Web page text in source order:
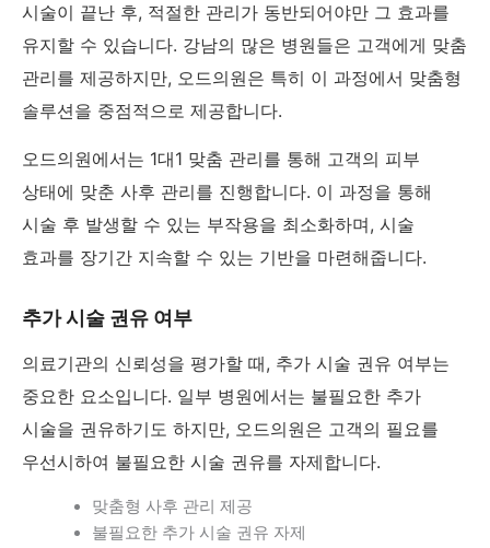
시술이 끝난 후, 적절한 관리가 동반되어야만 그 효과를
유지할 수 있습니다. 강남의 많은 병원들은 고객에게 맞춤
관리를 제공하지만, 오드의원은 특히 이 과정에서 맞춤형
솔루션을 중점적으로 제공합니다.
오드의원에서는 1대1 맞춤 관리를 통해 고객의 피부
상태에 맞춘 사후 관리를 진행합니다. 이 과정을 통해
시술 후 발생할 수 있는 부작용을 최소화하며, 시술
효과를 장기간 지속할 수 있는 기반을 마련해줍니다.
추가 시술 권유 여부
의료기관의 신뢰성을 평가할 때, 추가 시술 권유 여부는
중요한 요소입니다. 일부 병원에서는 불필요한 추가
시술을 권유하기도 하지만, 오드의원은 고객의 필요를
우선시하여 불필요한 시술 권유를 자제합니다.
맞춤형 사후 관리 제공
불필요한 추가 시술 권유 자제